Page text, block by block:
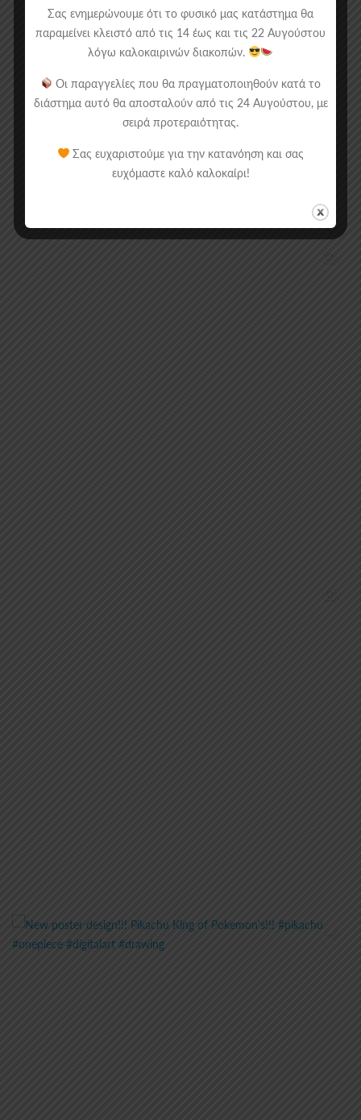
Σας ενημερώνουμε ότι το φυσικό μας κατάστημα θα
παραμείνει κλειστό από τις 14 έως και τις 22 Αυγούστου
λόγω καλοκαιρινών διακοπών.
Οι παραγγελίες που θα πραγματοποιηθούν κατά το
διάστημα αυτό θα αποσταλούν από τις 24 Αυγούστου, με
σειρά προτεραιότητας.
Σας ευχαριστούμε για την κατανόηση και σας
ευχόμαστε καλό καλοκαίρι!